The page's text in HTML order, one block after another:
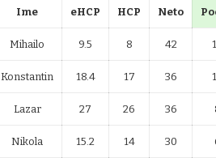
Ime eHCP HCP Neto
Mihailo 9.5 8 42
Konstantin 18.4 17 36
Lazar 27 26 36
Nikola 15.2 14 30